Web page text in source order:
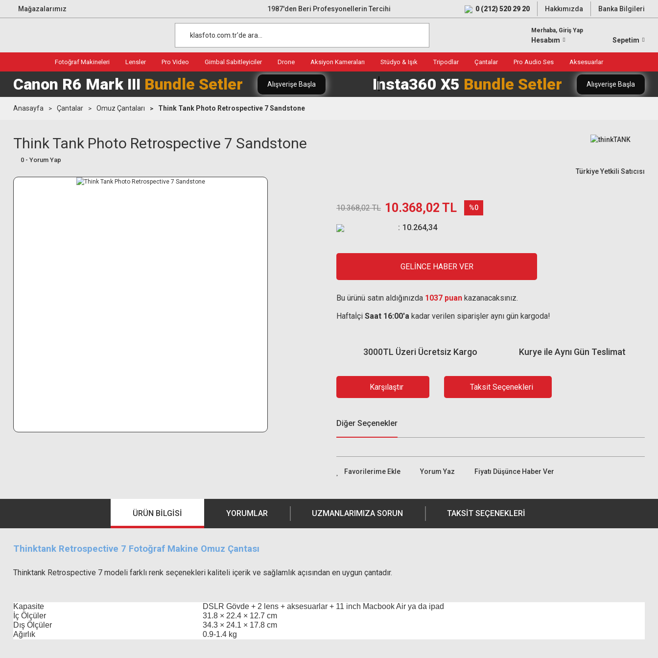
Mağazalarımız 1987'den Beri Profesyonellerin Tercihi 0 (212) 520 29 20 Hakkımızda Banka Bilgileri
Merhaba, Giriş Yap
Hesabım Sepetim
Fotoğraf Makineleri Lensler Pro Video Gimbal Sabitleyiciler Drone Aksiyon Kameraları Stüdyo & Işık Tripodlar Çantalar Pro Audio Ses Aksesuarlar
Canon R6 Mark III Bundle Setler Alışverişe Başla Insta360 X5 Bundle Setler Alışverişe Başla
Anasayfa Çantalar Omuz Çantaları Think Tank Photo Retrospective 7 Sandstone
Think Tank Photo Retrospective 7 Sandstone
0 - Yorum Yap
Türkiye Yetkili Satıcısı
10.368,02 TL 10.368,02 TL %0
10.264,34
GELİNCE HABER VER
Bu ürünü satın aldığınızda 1037 puan kazanacaksınız.
Haftaİçi Saat 16:00'a kadar verilen siparişler aynı gün kargoda!
Kurye ile Aynı Gün Teslimat
3000TL Üzeri Ücretsiz Kargo
Karşılaştır Taksit Seçenekleri
Diğer Seçenekler
Yorum Yaz Fiyatı Düşünce Haber Ver
ÜRÜN BILGISI YORUMLAR UZMANLARIMIZA SORUN TAKSIT SEÇENEKLERI
Thinktank Retrospective 7 Fotoğraf Makine Omuz Çantası
Thinktank Retrospective 7 modeli farklı renk seçenekleri kaliteli içerik ve sağlamlık açısından en uygun çantadır.
Kapasite
DSLR Gövde + 2 lens + aksesuarlar + 11 inch Macbook Air ya da ipad
İç Ölçüler
31.8 × 22.4 × 12.7 cm
Dış Ölçüler
34.3 × 24.1 × 17.8 cm
Ağırlık
0.9-1.4 kg